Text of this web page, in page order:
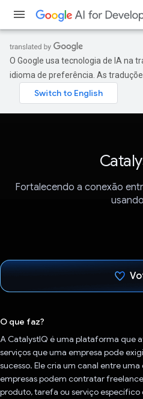
O Google usa tecnologia de IA na
idioma de preferência. As
Fortalecendo a conexão
O que faz?
A CatalystIQ é uma plataforma que
serviços que uma empresa pode
sucesso. Ele cria um canal entre
empresas podem contratar
produto, tarefa ou serviço específico